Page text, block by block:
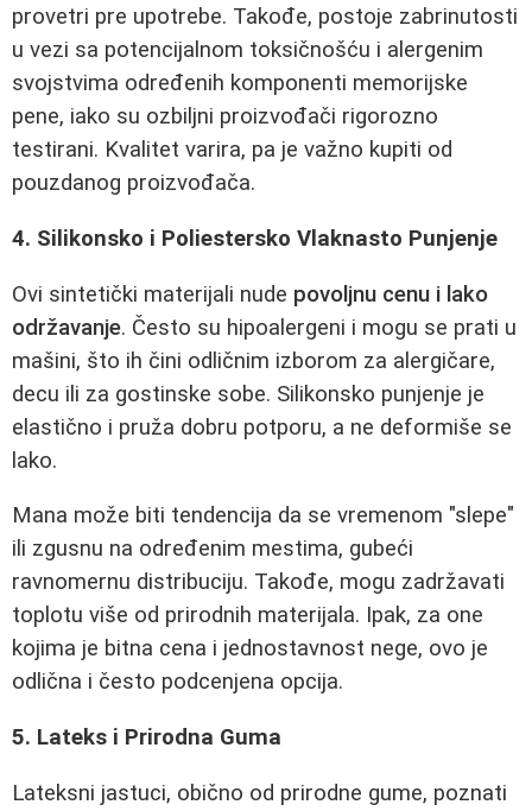
provetri pre upotrebe. Takođe, postoje zabrinutosti
u vezi sa potencijalnom toksičnošću i alergenim
svojstvima određenih komponenti memorijske
pene, iako su ozbiljni proizvođači rigorozno
testirani. Kvalitet varira, pa je važno kupiti od
pouzdanog proizvođača.
4. Silikonsko i Poliestersko Vlaknasto Punjenje
Ovi sintetički materijali nude povoljnu cenu i lako
održavanje. Često su hipoalergeni i mogu se prati u
mašini, što ih čini odličnim izborom za alergičare,
decu ili za gostinske sobe. Silikonsko punjenje je
elastično i pruža dobru potporu, a ne deformiše se
lako.
Mana može biti tendencija da se vremenom "slepe"
ili zgusnu na određenim mestima, gubeći
ravnomernu distribuciju. Takođe, mogu zadržavati
toplotu više od prirodnih materijala. Ipak, za one
kojima je bitna cena i jednostavnost nege, ovo je
odlična i često podcenjena opcija.
5. Lateks i Prirodna Guma
Lateksni jastuci, obično od prirodne gume, poznati